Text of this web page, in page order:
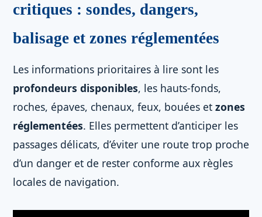
critiques : sondes, dangers,
balisage et zones réglementées
Les informations prioritaires à lire sont les
profondeurs disponibles, les hauts-fonds,
roches, épaves, chenaux, feux, bouées et zones
réglementées. Elles permettent d’anticiper les
passages délicats, d’éviter une route trop proche
d’un danger et de rester conforme aux règles
locales de navigation.